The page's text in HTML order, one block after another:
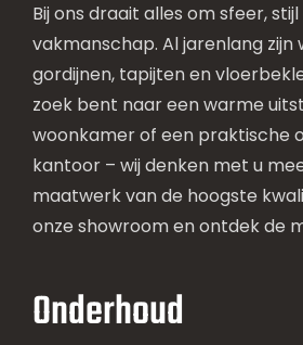
Bij ons draait alles om sfeer,
vakmanschap. Al jarenlang zijn
gordijnen, tapijten en
zoek bent naar een warme
woonkamer of een praktische
kantoor – wij denken met u
maatwerk van de hoogste
onze showroom en ontdek de
Onderhoud